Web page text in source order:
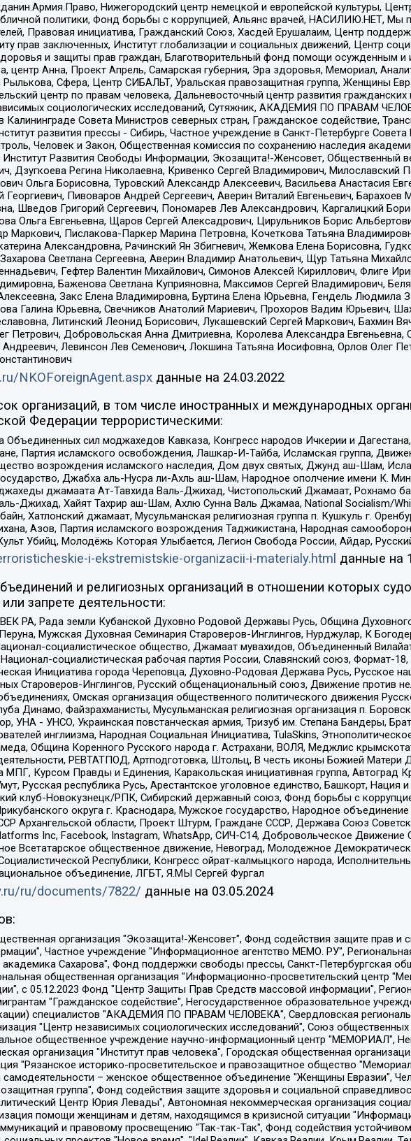
Нижегородский центр немецкой и европейской культуры,
политики, Фонд борьбы с коррупцией, Альянс врачей, НАСИЛИЮ.НЕТ, Мы
Правовая инициатива, Гражданский Союз, Хасдей Ерушалаим, Центр
прав заключенных, Институт глобализации и социальных движений, Центр
и защиты прав граждан, Благотворительный фонд помощи осужденным и
центр Анна, Проект Апрель, Самарская губерния, Эра здоровья, Мемориал,
Сфера, Центр СИБАЛЬТ, Уральская правозащитная группа, Женщины
центр по правам человека, Дальневосточный центр развития гражданских
социологических исследований, Сутяжник, АКАДЕМИЯ ПО ПРАВАМ
Калининграде Совета Министров северных стран, Гражданское содействие,
развития прессы - Сибирь, Частное учреждение в Санкт-Петербурге
Человек и Закон, Общественная комиссия по сохранению наследия
Институт Развития Свободы Информации, Экозащита!-Женсовет, Общественный
Дзугкоева Регина Николаевна, Кривенко Сергей Владимирович,
Ольга Борисовна, Туровский Александр Алексеевич, Васильева Анастасия
Георгиевич, Пивоваров Андрей Сергеевич, Аверин Виталий Евгеньевич,
Шведов Григорий Сергеевич, Пономарев Лев Александрович, Каргалицкий
Ольга Евгеньевна, Щаров Сергей Алексадрович, Цирульников Борис
Маркович, Пислакова-Паркер Марина Петровна, Кочеткова Татьяна
Александровна, Рачинский Ян Збигневич, Жемкова Елена Борисовна,
Светлана Сергеевна, Аверин Владимир Анатольевич, Щур Татьяна
Гефтер Валентин Михайлович, Симонов Алексей Кириллович, Флиге
Баженова Светлана Куприяновна, Максимов Сергей Владимирович,
Закс Елена Владимировна, Буртина Елена Юрьевна, Гендель Людмила
Галина Юрьевна, Свечников Анатолий Мариевич, Прохоров Вадим Юрьевич,
Литинский Леонид Борисович, Лукашевский Сергей Маркович, Бахмин
Петрович, Добровольская Анна Дмитриевна, Королева Александра
Андреевич, Левинсон Лев Семенович, Локшина Татьяна Иосифовна, Орлов Олег
NKOForeignAgent.aspxданные на 24.03.2022
организаций, в том числе иностранных и международных
Федерации террористическими:
сил моджахедов Кавказа, Конгресс народов Ичкерии и
Партия исламского освобождения, Лашкар-И-Тайба, Исламская группа,
возрождения исламского наследия, Дом двух святых, Джунд аш-Шам,
Джабха аль-Нусра ли-Ахль аш-Шам, Народное ополчение имени К.
джамаата Ат-Тавхида Валь-Джихад, Чистопольский Джамаат, Рохнамо ба
Джихад, Хайят Тахрир аш-Шам, Ахлю Сунна Валь Джамаа, National Socialism/
Хатлонский джамаат, Мусульманская религиозная группа п. Кушкуль г.
Азов, Партия исламского возрождения Таджикистана, Народная
Убийц, Молодёжь Которая Улыбается, Легион Свобода России, Айдар,
i-ekstremistskie-organizacii-i-materialy.html данные на
и религиозных организаций в отношении которых
запрете деятельности:
РА, Рада земли Кубанской Духовно Родовой Державы Русь, Община
Мужская Духовная Семинария Староверов-Инглингов, Нурджулар, К
социалистическое общество, Джамаат мувахидов, Объединенный
социалистическая рабочая партия России, Славянский союз, Формат-
Инициатива города Череповца, Духовно-Родовая Держава Русь, Русское
Староверов-Инглингов, Русский общенациональный союз, Движение против
Омская организация общественного политического движения
Динамо, Файзрахманисты, Мусульманская религиозная организация п.
УНА - УНСО, Украинская повстанческая армия, Тризуб им. Степана Бандеры,
инглиизма, Народная Социальная Инициатива, TulaSkins,
Община Коренного Русского народа г. Астрахани, ВОЛЯ, Меджлис
РЕВТАТПОД, Артподготовка, Штольц, В честь иконы Божией Матери
Курсом Правды и Единения, Каракольская инициативная группа, Автоград
Русская республика Русь, Арестантское уголовное единство, Башкорт,
клуб-Новокузнецк/РПК, Сибирский державный союз, Фонд борьбы с
округа г. Краснодара, Мужское государство, Народное
Архангельской области, Проект Штурм, Граждане СССР, Держава Союз
Inc, Facebook, Instagram, WhatsApp, СИЧ-С14, Добровольческое Движение
Всетатарское общественное движение, Невоград, Молодежное
Республики, Конгресс ойрат-калмыцкого народа,
объединение, ЛГБТ, Я.МЫ Сергей Фургал
ru/documents/7822/ данные на 03.05.2024
центр "Анна", Фонд содействия развитию массовых коммуникаций и правовому просвещению "Так-так-Так", Фонд содействия устойчивому развитию "Серебряная тайга", Свердловский региональный общественный фонд социальных проектов "Новое время", "Idel.Реалии", Кавказ.Реалии, Крым.Реалии, Телеканал Настоящее Время, Татаро-башкирская служба Радио Свобода (Azatliq Radiosi), Радио Свободная Европа/Радио Свобода (PCE/PC), "Сибирь.Реалии", "Фактограф", Благотворительный фонд помощи осужденным и их семьям, Автономная некоммерческая организация "Институт глобализации и социальных движений", Фонд "В защиту прав заключенных", Частное учреждение "Центр поддержки и содействия развитию средств массовой информации", Пензенский региональный общественный благотворительный фонд "Гражданский союз", "Север.Реалии", Некоммерческая организация Фонд "Правовая инициатива", Общество с ограниченной ответственностью "Радио Свободная Европа/Радио Свобода", Чешское информационное агентство "MEDIUM-ORIENT", Красноярская региональная общественная организация "Мы против СПИДа", Камалягин Денис Николаевич, Маркелов Сергей Евгеньевич, Пономарев Лев Александрович, Савицкая Людмила Алексеевна, Автономная некоммерческая организация "Центр по работе с проблемой насилия "НАСИЛИЮ.НЕТ", Межрегиональный профессиональный союз работников здравоохранения "Альянс врачей", Юридическое лицо, зарегистрированное в Латвийской Республике, SIA "Medusa Project" (регистрационный номер 40103797863, дата регистрации 10.06.2014), Некоммерческая организация "Фонд по борьбе с коррупцией", Автономная некоммерческая организация "Институт права и публичной политики", Баданин Роман Сергеевич, Гликин Максим Александрович, Железнова Мария Михайловна, Лукьянова Юлия Сергеевна, Маетная Елизавета Витальевна, Маняхин Петр Борисович, Чуракова Ольга Владимировна, Ярош Юлия Петровна, Юридическое лицо "The Insider SIA", зарегистрированное в Риге, Латвийская Республика (дата регистрации 26.06.2015), являющееся администратором доменного имени интернет-издания "The Insider SIA", https://theins.ru, Постернак Алексей Евгеньевич, Рубин Михаил Аркадьевич, Анин Роман Александрович, Юридическое лицо Istories fonds, зарегистрированное в Латвийской Республике (регистрационный номер 50008295751, дата регистрации 24.02.2020), Великовский Дмитрий Александрович, Долинина Ирина Николаевна, Мароховская Алеся Алексеевна, Шлейнов Роман Юрьевич, Шмагун Олеся Валентиновна, Общество с ограниченной ответственностью "Альтаир 2021", Общество с ограниченной ответственностью "Вега 2021", Общество с ограниченной ответственностью "Главный редактор 2021", Общество с ограниченной ответственностью "Ромашки монолит", Важенков Артем Валерьевич, Ивановская областная общественная организация "Центр гендерных исследований", Гурман Юрий Альбертович, Медиапроект "ОВД-Инфо", Егоров Владимир Владимирович, Жилинский Владимир Александрович, Общество с ограниченной ответственностью "ЗП", Иванова София Юрьевна, Карезина Инна Павловна, Кильтау Екатерина Викторовна, Петров Алексей Викторович, Пискунов Сергей Евгеньевич, Смирнов Сергей Сергеевич, Тихонов Михаил Сергеевич, Общество с ограниченной ответственностью "ЖУРНАЛИСТ-ИНОСТРАННЫЙ АГЕНТ", Арапова Галина Юрьевна, Вольтская Татьяна Анатольевна, Американская компания "Mason G.E.S. Anonymous Foundation" (США), являющаяся владельцем интернет-издания https://mnews.world/, Компания "Stichting Bellingcat", зарегистрированная в Нидерландах (дата регистрации 11.07.2018), Захаров Андрей Вячеславович, Клепиковская Екатерина Дмитриевна, Общество с ограниченной ответственностью "МЕМО", Перл Роман Александрович, Симонов Евгений Алексеевич, Соловьева Елена Анатольевна, Сотников Даниил Владимирович, Сурначева Елизавета Дмитриевна, Автономная некоммерческая организация по защите прав человека и информированию населения "Якутия – Наше Мнение", Общество с ограниченной ответственностью "Москоу диджитал медиа", с 26.01.2023 Общество с ограниченной ответственностью "Чайка Белые сады", Ветошкина Валерия Валерьевна, Заговора Максим Александрович, Межрегиональное общественное движение "Российская ЛГБТ - сеть", Оленичев Максим Владимирович, Павлов Иван Юрьевич, Скворцова Елена Сергеевна, Общество с ограниченной ответственностью "Как бы инагент", Кочетков Игорь Викторович, Общество с ограниченной ответственностью "Честные выборы", Еланчик Олег Александрович, Общество с ограниченной ответственностью "Нобелевский призыв", Гималова Регина Эмилевна, Григорьев Андрей Валерьевич, Григорьева Алина Александровна, Ассоциация по содействию защите прав призывников, альтернативнослужащих и военнослужащих "Правозащитная группа "Гражданин.Армия.Право", Хисамова Регина Фаритовна, Автономная некоммерческая организация по реализации социально-правовых программ "Лилит", Дальневосточное общественное движение "Маяк", Санкт-Петербургская ЛГБТ-инициативная группа "Выход", Инициативная группа ЛГБТ+ "Реверс", Алексеев Андрей Викторович,